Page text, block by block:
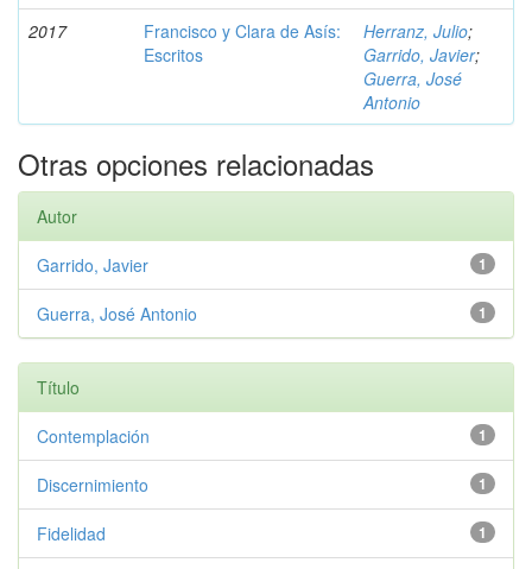
2017
Francisco y Clara de Asís:
Escritos
Herranz, Julio;
Garrido, Javier;
Guerra, José
Antonio
Otras opciones relacionadas
Autor
1
Garrido, Javier
1
Guerra, José Antonio
Título
1
Contemplación
1
Discernimiento
1
Fidelidad